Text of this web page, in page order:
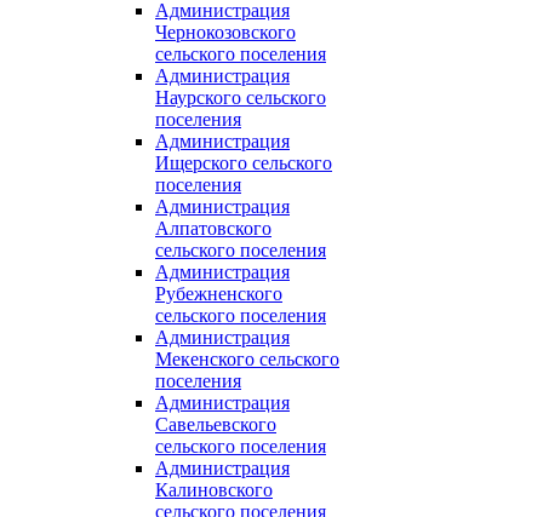
Администрация
Чернокозовского
сельского поселения
Администрация
Наурского сельского
поселения
Администрация
Ищерского сельского
поселения
Администрация
Алпатовского
сельского поселения
Администрация
Рубежненского
сельского поселения
Администрация
Мекенского сельского
поселения
Администрация
Савельевского
сельского поселения
Администрация
Калиновского
сельского поселения